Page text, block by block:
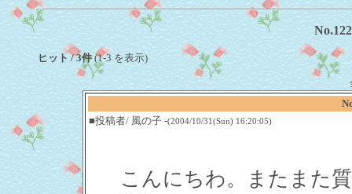
ヒット / 3件 (1-3 を表示)
■投稿者/ 風の子 -(2004/10/31(Sun) 16:20:05)
こんにちわ。またまた